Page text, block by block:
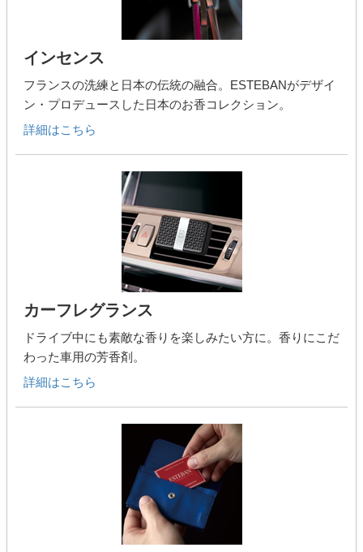
インセンス
フランスの洗練と日本の伝統の融合。ESTEBANがデザイ
ン・プロデュースした日本のお香コレクション。
詳細はこちら
カーフレグランス
ドライブ中にも素敵な香りを楽しみたい方に。香りにこだ
わった車用の芳香剤。
詳細はこちら